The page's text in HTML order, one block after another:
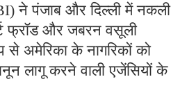
ने पंजाब और दिल्ली में नकली
फ्रॉड और जबरन वसूली
से अमेरिका के नागरिकों को
लागू करने वाली एजेंसियों के